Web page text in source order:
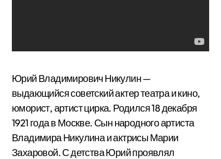
Юрий Владимирович Никулин —
выдающийся советский актер театра и кино,
юморист, артист цирка. Родился 18 декабря
1921 года в Москве. Сын народного артиста
Владимира Никулина и актрисы Марии
Захаровой. С детства Юрий проявлял